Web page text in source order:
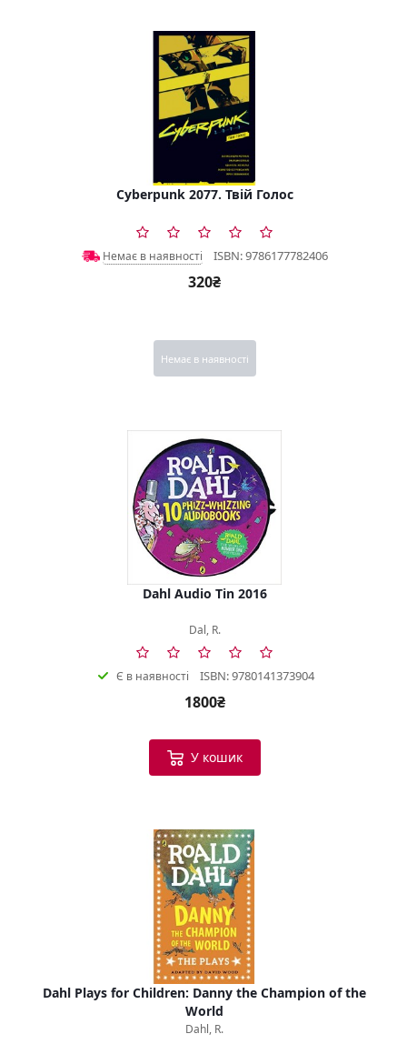
Cyberpunk 2077. Твій Голос
Немає в наявності ISBN: 9786177782406
320₴
Немає в наявності
Dahl Audio Tin 2016
Dal, R.
Є в наявності ISBN: 9780141373904
1800₴
У кошик
Dahl Plays for Children: Danny the Champion of the
World
Dahl, R.